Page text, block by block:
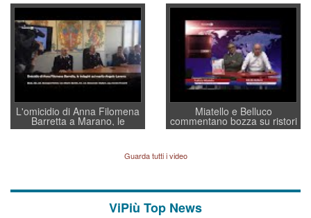
convochi con Di Maio CNCU
a supporto della cabina di
regia al Mef
residenti”
L'omicidio di Anna Filomena
Barretta a Marano, le
indagini dei carabinieri di
Lavarra: più avvincenti di
quelle di... Barbara D'Urso
Miatello e Belluco
commentano bozza su ristori
BPVi e Veneto Banca
Guarda tutti i video
ViPiù Top News